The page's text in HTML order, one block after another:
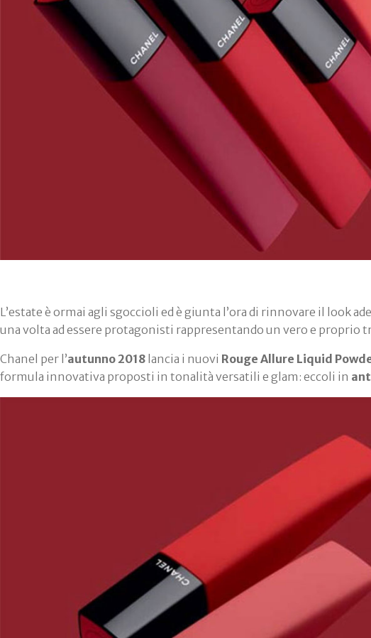
L’estate è ormai agli sgoccioli ed è giunta l’ora di rinnovare il look
una volta ad essere protagonisti rappresentando un vero e proprio
Chanel per l’autunno 2018 lancia i nuovi Rouge Allure Liquid
formula innovativa proposti in tonalità versatili e glam: eccoli in